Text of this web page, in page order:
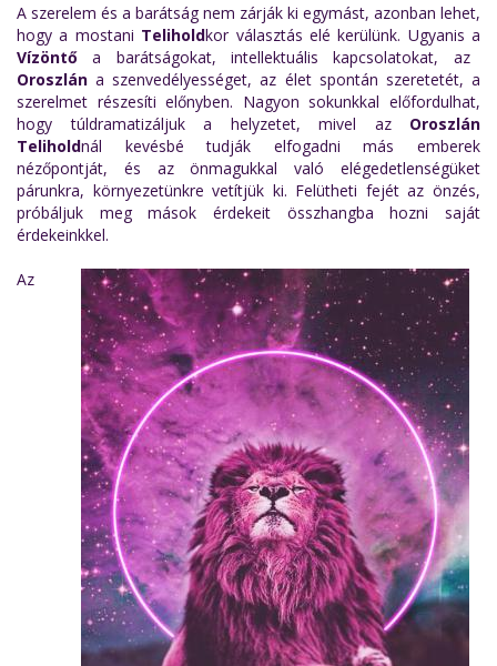
A szerelem és a barátság nem zárják ki egymást, azonban lehet,
hogy a mostani Teliholdkor választás elé kerülünk. Ugyanis a
Vízöntő a barátságokat, intellektuális kapcsolatokat, az
Oroszlán a szenvedélyességet, az élet spontán szeretetét, a
szerelmet részesíti előnyben. Nagyon sokunkkal előfordulhat,
hogy túldramatizáljuk a helyzetet, mivel az Oroszlán
Teliholdnál kevésbé tudják elfogadni más emberek
nézőpontját, és az önmagukkal való elégedetlenségüket
párunkra, környezetünkre vetítjük ki. Felütheti fejét az önzés,
próbáljuk meg mások érdekeit összhangba hozni saját
érdekeinkkel.
Az